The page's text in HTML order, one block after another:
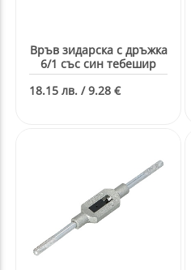
Връв зидарска с дръжка
6/1 със син тебешир
18.15 лв. / 9.28 €